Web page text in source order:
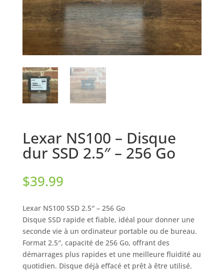
Lexar NS100 – Disque
dur SSD 2.5″ – 256 Go
$39.99
Lexar NS100 SSD 2.5″ – 256 Go
Disque SSD rapide et fiable, idéal pour donner une
seconde vie à un ordinateur portable ou de bureau.
Format 2.5″, capacité de 256 Go, offrant des
démarrages plus rapides et une meilleure fluidité au
quotidien. Disque déjà effacé et prêt à être utilisé.